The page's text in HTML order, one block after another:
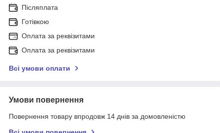
Післяплата
Готівкою
Оплата за реквізитами
Оплата за реквізитами
Всі умови оплати
Умови повернення
Повернення товару впродовж 14 днів за домовленістю